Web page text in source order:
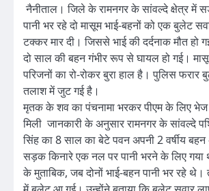
नैनीताल। जिले के रामनगर के सांवल्दे क्षेत्र में
पानी भर रहे दो मासूम भाई-बहनों को एक बुलेट
टक्कर मार दी। जिससे भाई की दर्दनाक मौत
दो साल की बहन गंभीर रूप से घायल हो गई।
परिजनों का रो-रोकर बुरा हाल है। पुलिस
तलाश में जुट गई है।
मृतक के शव का पंचनामा भरकर पीएम के लिए भेज
मिली जानकारी के अनुसार रामनगर के सांवल्दे
सिंह का 8 साल का बेटे पवन अपनी 2 वर्षीय
सड़क किनारे एक नल पर पानी भरने के लिए गया
के मुताबिक, जब दोनों भाई-बहन पानी भर रहे